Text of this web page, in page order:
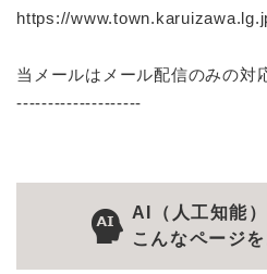
https://
当メールはメール配信のみの対
--------------------
AI（人工知能
こんなページ